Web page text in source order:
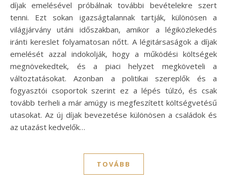
díjak emelésével próbálnak további bevételekre szert
tenni. Ezt sokan igazságtalannak tartják, különösen a
világjárvány utáni időszakban, amikor a légiközlekedés
iránti kereslet folyamatosan nőtt. A légitársaságok a díjak
emelését azzal indokolják, hogy a működési költségek
megnövekedtek, és a piaci helyzet megköveteli a
változtatásokat. Azonban a politikai szereplők és a
fogyasztói csoportok szerint ez a lépés túlzó, és csak
tovább terheli a már amúgy is megfeszített költségvetésű
utasokat. Az új díjak bevezetése különösen a családok és
az utazást kedvelők…
TOVÁBB